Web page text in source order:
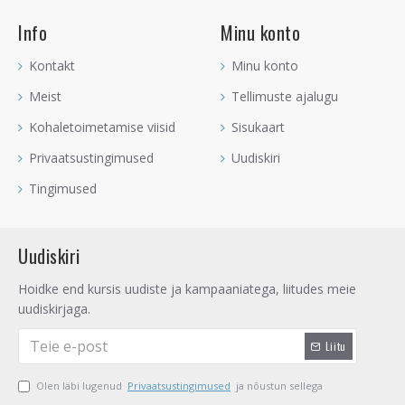
kristall, mis aitab vallalistele hingesugulussuhet tuua ja suhtes
olijatele romantikat ning ilusat suhet tuua.
Roosa Turmaliini
Roosa Aura geoodi peal või
Roosiviiruki võieeterliku õliga
Info
Kontakt
Meist
Kohaletoimetamise viisid
Privaatsustingimused
Tingimused
Minu konto
Minu konto
Tellimuste ajalugu
Sisukaart
Uudiskiri
Uudiskiri
Hoidke end kursis uudiste ja kampaaniatega, liitudes meie
uudiskirjaga.
Liitu
Olen läbi lugenud Privaatsustingimused ja nõustun sellega